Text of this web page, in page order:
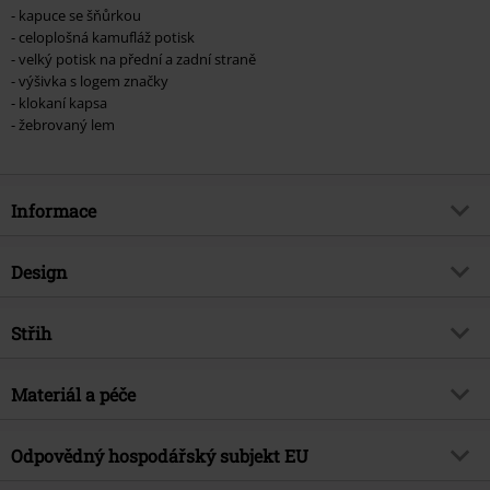
- kapuce se šňůrkou
- celoplošná kamufláž potisk
- velký potisk na přední a zadní straně
- výšivka s logem značky
- klokaní kapsa
- žebrovaný lem
Informace
Zboží č.
Brand
Téma produktů
Pohlaví
Muži
Design
Typ výrobku
Detaily
Žebrované manžety, Výšivka, S
Střih
Střih/vrchní díl
Materiál a péče
Vrchní materiál
70% bavlna, 30% polyester
Odpovědný hospodářský subjekt EU